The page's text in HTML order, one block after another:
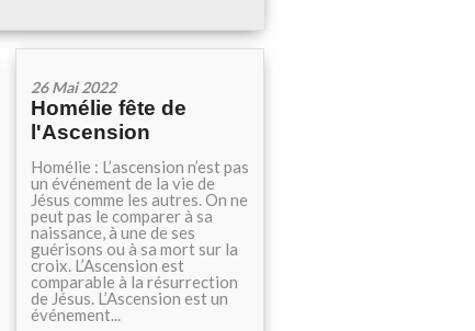
26 Mai 2022
Homélie fête de
l'Ascension
Homélie : L’ascension n’est pas
un événement de la vie de
Jésus comme les autres. On ne
peut pas le comparer à sa
naissance, à une de ses
guérisons ou à sa mort sur la
croix. L’Ascension est
comparable à la résurrection
de Jésus. L’Ascension est un
événement...